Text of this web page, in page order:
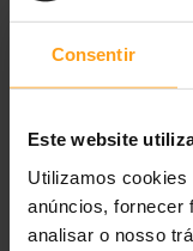
Consentir
Este website
Utilizamos cookies
anúncios, fornecer
analisar o nosso
deteriorar-se com o
suporte global a
melhores resultados,
rotina com base na
acompanhamento